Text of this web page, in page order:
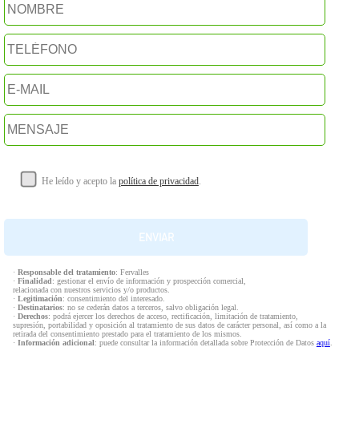
He leído y acepto la política de privacidad.
· Responsable del tratamiento: Fervalles
· Finalidad: gestionar el envío de información y prospección comercial,
relacionada con nuestros servicios y/o productos.
· Legitimación: consentimiento del interesado.
· Destinatarios: no se cederán datos a terceros, salvo obligación legal.
· Derechos: podrá ejercer los derechos de acceso, rectificación, limitación de tratamiento,
supresión, portabilidad y oposición al tratamiento de sus datos de carácter personal, así como a la
retirada del consentimiento prestado para el tratamiento de los mismos.
· Información adicional: puede consultar la información detallada sobre Protección de Datos aquí.